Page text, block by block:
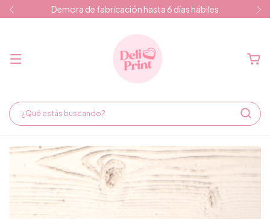
Demora de fabricación hasta 6 días hábiles